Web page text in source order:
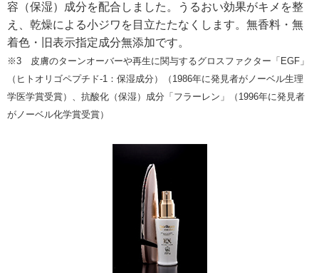
容（保湿）成分を配合しました。うるおい効果がキメを整
え、乾燥による小ジワを目立たたなくします。無香料・無
着色・旧表示指定成分無添加です。
※3 皮膚のターンオーバーや再生に関与するグロスファクター「EGF」
（ヒトオリゴペプチド-1：保湿成分）（1986年に発見者がノーベル生理
学医学賞受賞）、抗酸化（保湿）成分「フラーレン」（1996年に発見者
がノーベル化学賞受賞）